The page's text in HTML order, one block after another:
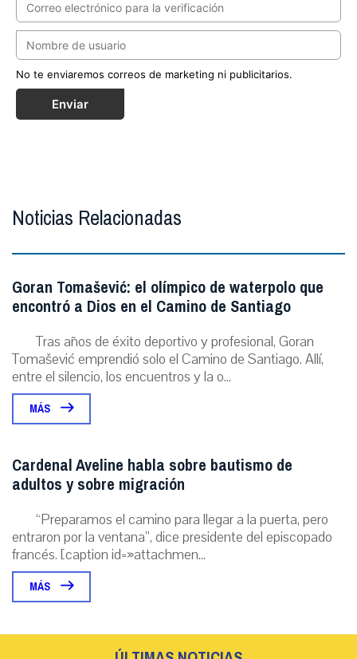
No te enviaremos correos de marketing ni publicitarios.
Enviar
Noticias Relacionadas
Goran Tomašević: el olímpico de waterpolo que
encontró a Dios en el Camino de Santiago
Tras años de éxito deportivo y profesional, Goran
Tomašević emprendió solo el Camino de Santiago. Allí,
entre el silencio, los encuentros y la o...
MÁS
Cardenal Aveline habla sobre bautismo de
adultos y sobre migración
“Preparamos el camino para llegar a la puerta, pero
entraron por la ventana”, dice presidente del episcopado
francés. [caption id=»attachmen...
MÁS